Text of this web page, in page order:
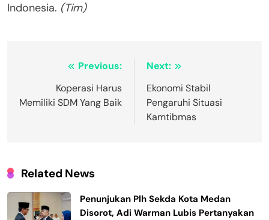
Indonesia. (Tim)
NavigasiPrevious:
Koperasi Harus
Memiliki SDM Yang Baik
Next:
Ekonomi Stabil
Pengaruhi Situasi
Kamtibmas
Related News
Penunjukan Plh Sekda Kota Medan
Disorot, Adi Warman Lubis Pertanyakan